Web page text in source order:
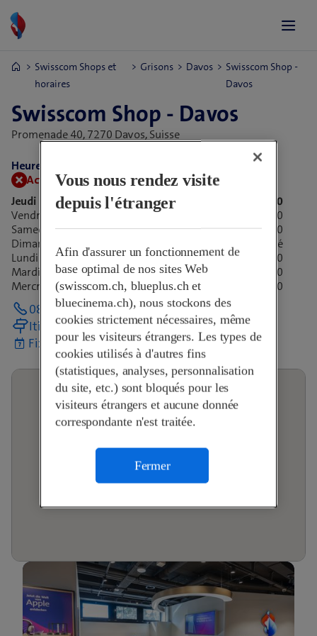
Swisscom Shops et
horaires
Grisons Davos
Swisscom Shop -
Davos
Swisscom Shop - Davos
Promenade 40,7270 Davos, Suisse
Heures d’ouverture:
Actuellement fermé. Ouvre demain à 09:00
Jeudi
09:00-18:30
Vendredi
09:00-18:30
Samedi
09:00-17:00
Dimanche
Fermé
Lundi
09:00-18:30
Mardi
09:00-18:30
Mercredi
09:00-18:30
081 413 44 55
Itinéraire
Fixer un rendez-vous
Vous nous rendez visite
depuis l'étranger
Afin d'assurer un fonctionnement de
base optimal de nos sites Web
(swisscom.ch, blueplus.ch et
bluecinema.ch), nous stockons des
cookies strictement nécessaires, même
pour les visiteurs étrangers. Les types de
cookies utilisés à d'autres fins
(statistiques, analyses, personnalisation
du site, etc.) sont bloqués pour les
visiteurs étrangers et aucune donnée
correspondante n'est traitée.
Fermer